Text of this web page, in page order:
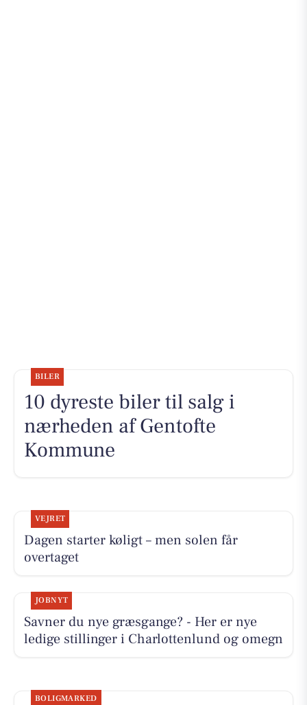
BILER
10 dyreste biler til salg i
nærheden af Gentofte
Kommune
VEJRET
Dagen starter køligt – men solen får
overtaget
JOBNYT
Savner du nye græsgange? - Her er nye
ledige stillinger i Charlottenlund og omegn
BOLIGMARKED